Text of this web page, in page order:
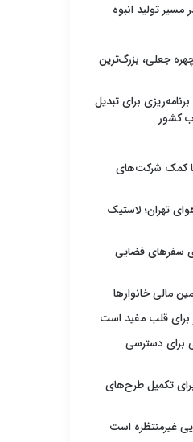
تولید انبوه
با چهره جعلی، بزرگ‌ترین
برای تبدیل
کشور
با کمک شرکت‌های
تهران؛ لاستیک
سفرهای فضایی
مالی خانوارها
برای قلب مفید است
برای دسترسی
تکمیل طرح‌های
غیرمنتظره است